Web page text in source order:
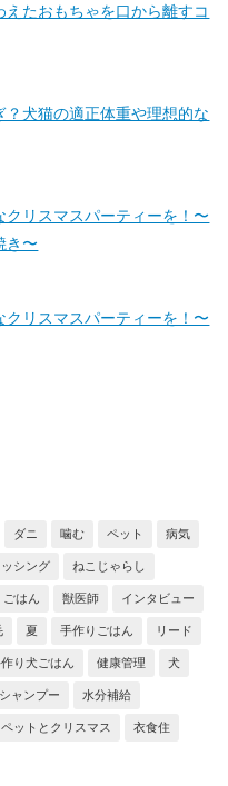
えたおもちゃを口から離すコ
？犬猫の適正体重や理想的な
リスマスパーティーを！〜
き〜
リスマスパーティーを！〜
ダニ 噛む ペット 病気
シング ねこじゃらし
ごはん 獣医師 インタビュー
夏 手作りごはん リード
り犬ごはん 健康管理 犬
シャンプー 水分補給
ペットとクリスマス 衣食住